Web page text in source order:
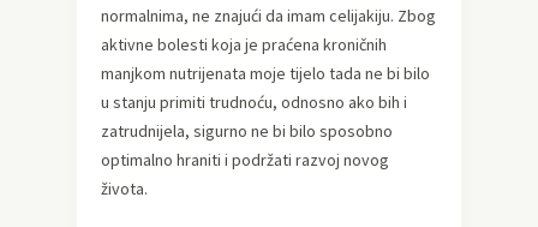
normalnima, ne znajući da imam celijakiju. Zbog
aktivne bolesti koja je praćena kroničnih
manjkom nutrijenata moje tijelo tada ne bi bilo
u stanju primiti trudnoću, odnosno ako bih i
zatrudnijela, sigurno ne bi bilo sposobno
optimalno hraniti i podržati razvoj novog
života.